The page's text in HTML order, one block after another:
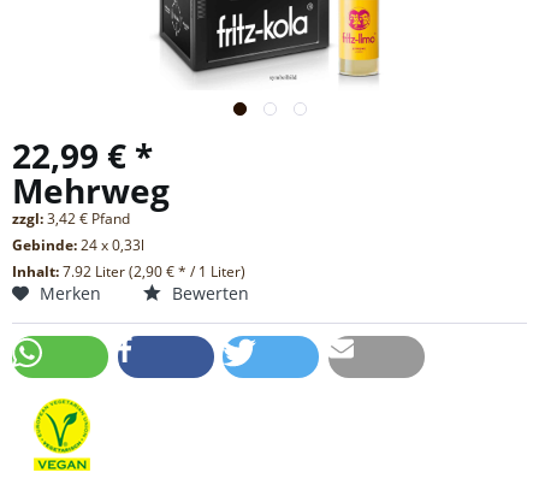
22,99 € *
Mehrweg
zzgl:3,42 € Pfand
Gebinde:24 x 0,33l
Inhalt:7.92 Liter (2,90 € * / 1 Liter)
Merken Bewerten